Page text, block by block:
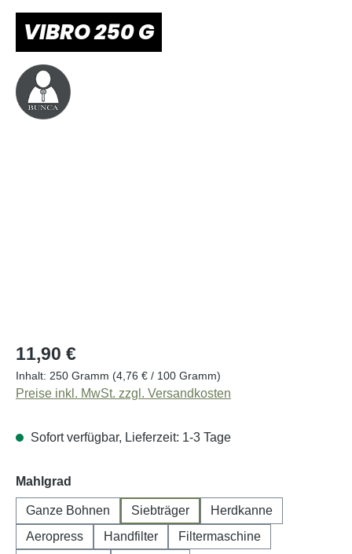
VIBRO 250 G
11,90 €
Inhalt: 250 Gramm (4,76 € / 100 Gramm)
Preise inkl. MwSt. zzgl. Versandkosten
Sofort verfügbar, Lieferzeit: 1-3 Tage
Mahlgrad
Ganze Bohnen Siebträger
Herdkanne
Aeropress
Handfilter
Filtermaschine